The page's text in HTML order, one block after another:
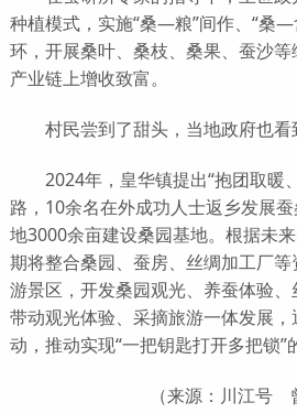
种植模式，实施“桑—粮”间作、“桑
环，开展桑叶、桑枝、桑果、蚕沙
产业链上增收致富。
村民尝到了甜头，当地政府也看
2024年，皇华镇提出“抱团取暖
路，10余名在外成功人士返乡发展
地3000余亩建设桑园基地。根据未
期将整合桑园、蚕房、丝绸加工厂
游景区，开发桑园观光、养蚕体验、
带动观光体验、采摘旅游一体发展
动，推动实现“一把钥匙打开多把锁”
（来源：川江号